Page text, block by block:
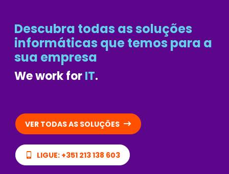
Descubra todas as soluções
informáticas que temos para a
sua empresa
We work forIT.
VER TODAS AS SOLUÇÕES
LIGUE: +351 213 138 603